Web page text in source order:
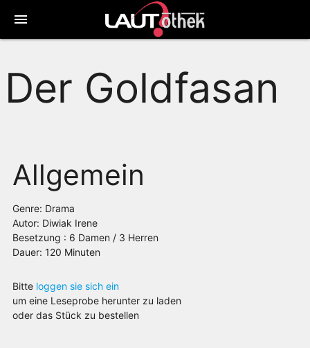
menu
Der Goldfasan
Allgemein
Genre: Drama
Autor: Diwiak Irene
Besetzung : 6 Damen / 3 Herren
Dauer: 120 Minuten
Bitte loggen sie sich ein
um eine Leseprobe herunter zu laden
oder das Stück zu bestellen